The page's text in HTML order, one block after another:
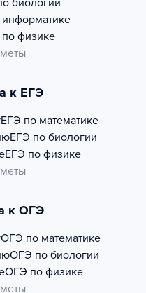
биологии
физике
к ЕГЭ
ЕГЭ по математике
ЕГЭ по биологии
ЕГЭ по физике
к ОГЭ
ОГЭ по математике
ОГЭ по биологии
ОГЭ по физике